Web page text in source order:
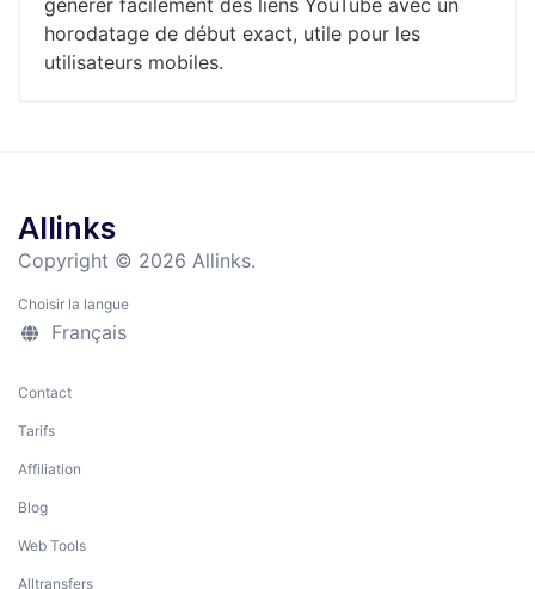
générer facilement des liens YouTube avec un
horodatage de début exact, utile pour les
utilisateurs mobiles.
Allinks
Copyright © 2026 Allinks.
Choisir la langue
Français
Contact
Tarifs
Affiliation
Blog
Web Tools
Alltransfers